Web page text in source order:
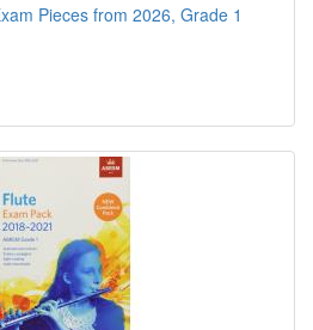
Pieces from 2026, Grade 1